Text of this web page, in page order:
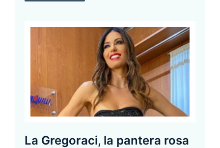
La Gregoraci, la pantera rosa